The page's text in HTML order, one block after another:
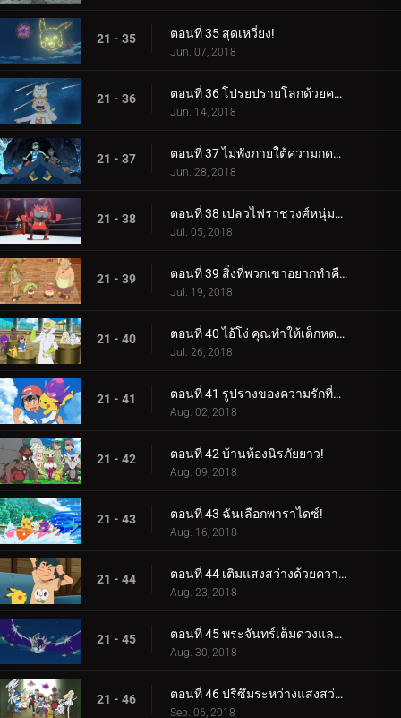
21 - 35 ตอนที่ 35 สุดเหวี่ยง!
Jun. 07, 2018
21 - 36 ตอนที่ 36 โปรยปรายโลกด้วยความรัก!
Jun. 14, 2018
21 - 37 ตอนที่ 37 ไม่พังภายใต้ความกดดัน!
Jun. 28, 2018
21 - 38 ตอนที่ 38 เปลวไฟราชวงศ์หนุ่มลุกโชน!
Jul. 05, 2018
21 - 39 ตอนที่ 39 สิ่งที่พวกเขาอยากทำคือเต้นรำ เต้นรำ!
Jul. 19, 2018
21 - 40 ตอนที่ 40 ไอ้โง่ คุณทำให้เด็กหดตัว!
Jul. 26, 2018
21 - 41 ตอนที่ 41 รูปร่างของความรักที่กำลังมา!
Aug. 02, 2018
21 - 42 ตอนที่ 42 บ้านห้องนิรภัยยาว!
Aug. 09, 2018
21 - 43 ตอนที่ 43 ฉันเลือกพาราไดซ์!
Aug. 16, 2018
21 - 44 ตอนที่ 44 เติมแสงสว่างด้วยความมืด!
Aug. 23, 2018
21 - 45 ตอนที่ 45 พระจันทร์เต็มดวงและอาวุธมากมาย!
Aug. 30, 2018
21 - 46 ตอนที่ 46 ปริซึมระหว่างแสงสว่างและความมืด!
Sep. 06, 2018